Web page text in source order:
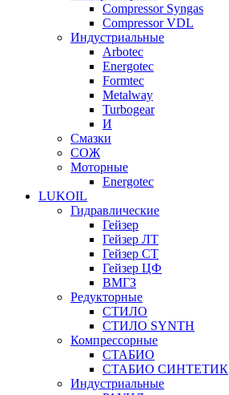
Compressor Syngas
Compressor VDL
Индустриальные
Arbotec
Energotec
Formtec
Metalway
Turbogear
И
Смазки
СОЖ
Моторные
Energotec
LUKOIL
Гидравлические
Гейзер
Гейзер ЛТ
Гейзер СТ
Гейзер ЦФ
ВМГЗ
Редукторные
СТИЛО
СТИЛО SYNTH
Компрессорные
СТАБИО
СТАБИО СИНТЕТИК
Индустриальные